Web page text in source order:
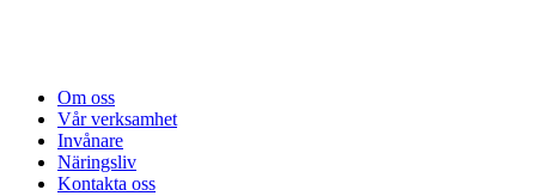
Om oss
Vår verksamhet
Invånare
Näringsliv
Kontakta oss